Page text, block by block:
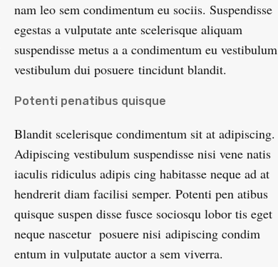
nam leo sem condimentum eu sociis. Suspendisse
egestas a vulputate ante scelerisque aliquam
suspendisse metus a a condimentum eu vestibulum
vestibulum dui posuere tincidunt blandit.
Potenti penatibus quisque
Blandit scelerisque condimentum sit at adipiscing.
Adipiscing vestibulum suspendisse nisi vene natis
iaculis ridiculus adipis cing habitasse neque ad at
hendrerit diam facilisi semper. Potenti pen atibus
quisque suspen disse fusce sociosqu lobor tis eget
neque nascetur posuere nisi adipiscing condim
entum in vulputate auctor a sem viverra.